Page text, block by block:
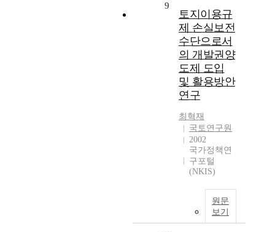
9
토지이용규
제 손실보전
수단으로서
의 개발권양
도제 도입
및 활용방안
연구
최혁재
국토연구원
2002
국가정책연
구포털
(NKIS)
원문
보기